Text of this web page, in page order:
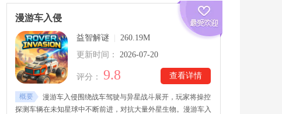
漫游车入侵
益智解谜
260.19M
更新时间：
2026-07-20
查看详情
评分： 9.8
概要
漫游车入侵围绕战车驾驶与异星战斗展开，玩家将操控
探测车辆在未知星球中不断前进，对抗大量外星生物。漫游车入